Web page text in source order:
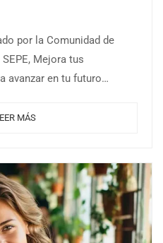
por la Comunidad de
Mejora tus
avanzar en tu futuro
MÁS